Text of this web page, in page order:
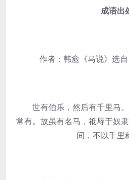
成语出
作者：韩愈《马说》选自
世有伯乐，然后有千里马。
常有。故虽有名马，祗辱于奴
间，不以千里